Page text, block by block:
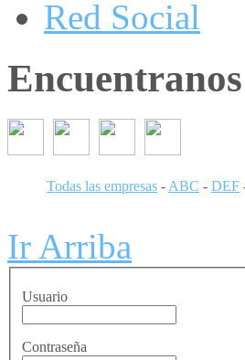
Red Social
Todas las empresas - ABC - DEF
Ir Arriba
Usuario
Contraseña